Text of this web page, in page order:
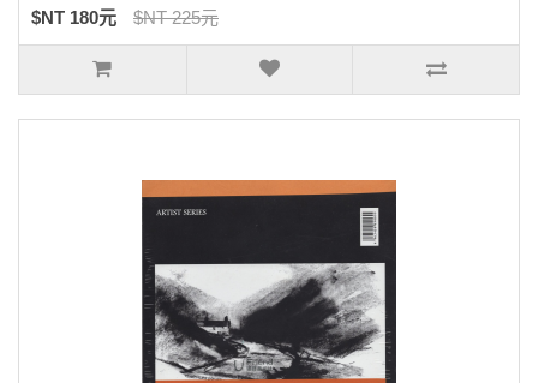
$NT 180元 $NT 225元